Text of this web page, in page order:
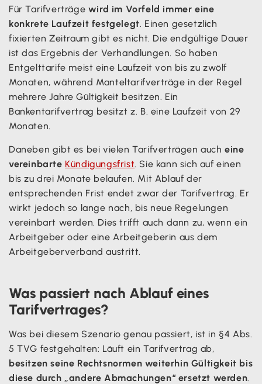
Für Tarifverträge wird im Vorfeld immer eine
konkrete Laufzeit festgelegt. Einen gesetzlich
fixierten Zeitraum gibt es nicht. Die endgültige Dauer
ist das Ergebnis der Verhandlungen. So haben
Entgelttarife meist eine Laufzeit von bis zu zwölf
Monaten, während Manteltarifverträge in der Regel
mehrere Jahre Gültigkeit besitzen. Ein
Bankentarifvertrag besitzt z. B. eine Laufzeit von 29
Monaten.
Daneben gibt es bei vielen Tarifverträgen aucheine
vereinbarte Kündigungsfrist. Sie kann sich auf einen
bis zu drei Monate belaufen. Mit Ablauf der
entsprechenden Frist endet zwar der Tarifvertrag. Er
wirkt jedoch so lange nach, bis neue Regelungen
vereinbart werden. Dies trifft auch dann zu, wenn ein
Arbeitgeber oder eine Arbeitgeberin aus dem
Arbeitgeberverband austritt.
Was passiert nach Ablauf eines
Tarifvertrages?
Was bei diesem Szenario genau passiert, ist in §4 Abs.
5 TVG festgehalten: Läuft ein Tarifvertrag ab,
besitzen seine Rechtsnormen weiterhin Gültigkeit bis
diese durch „andere Abmachungen“ ersetzt werden.